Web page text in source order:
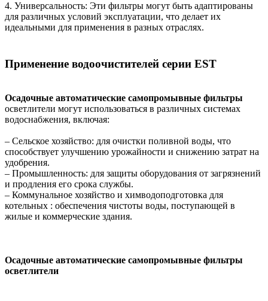
4. Универсальность: Эти фильтры могут быть адаптированы
для различных условий эксплуатации, что делает их
идеальными для применения в разных отраслях.
Применение водоочистителей серии EST
Осадочные автоматические самопромывные фильтры
осветлители могут использоваться в различных системах
водоснабжения, включая:
– Сельское хозяйство: для очистки поливной воды, что
способствует улучшению урожайности и снижению затрат на
удобрения.
– Промышленность: для защиты оборудования от загрязнений
и продления его срока службы.
– Коммунальное хозяйство и химводоподготовка для
котельных : обеспечения чистоты воды, поступающей в
жилые и коммерческие здания.
Осадочные автоматические самопромывные фильтры
осветлители